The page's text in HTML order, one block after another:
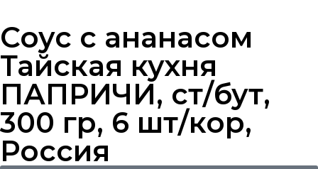
Соус с ананасом
Тайская кухня
ПАПРИЧИ, ст/бут,
300 гр, 6 шт/кор,
Россия